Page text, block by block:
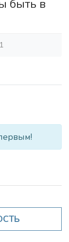
быть в